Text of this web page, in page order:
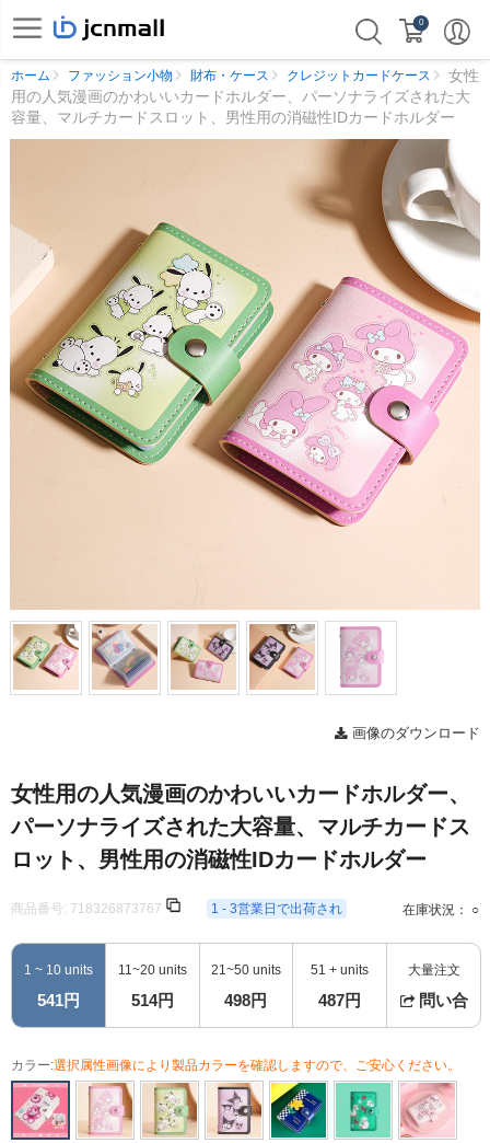
0
ホーム ファッション小物 財布・ケース クレジットカードケース
女性
用の人気漫画のかわいいカードホルダー、パーソナライズされた大
容量、マルチカードスロット、男性用の消磁性IDカードホルダー
画像のダウンロード
女性用の人気漫画のかわいいカードホルダー、
パーソナライズされた大容量、マルチカードス
ロット、男性用の消磁性IDカードホルダー
商品番号: 718326873767 1 - 3営業日で出荷され 在庫状況： ○
1 ~ 10 units
541円
11~20 units
514円
21~50 units
498円
51 + units
487円
大量注文
問い合
カラー:選択属性画像により製品カラーを確認しますので、ご安心ください。